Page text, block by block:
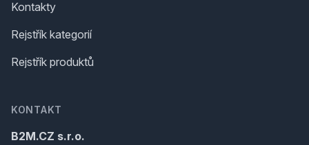
Kontakty
Rejstřík kategorií
Rejstřík produktů
KONTAKT
B2M.CZ s.r.o.